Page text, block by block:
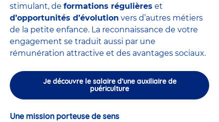
stimulant, de formations régulières et
d’opportunités d’évolution vers d’autres métiers
de la petite enfance. La reconnaissance de votre
engagement se traduit aussi par une
rémunération attractive et des avantages sociaux.
Je découvre le salaire d’une auxiliaire de
puériculture
Une mission porteuse de sens